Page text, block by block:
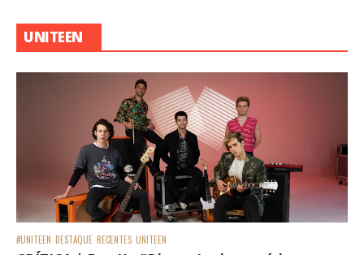
UNITEEN
#UNITEEN DESTAQUE RECENTES UNITEEN